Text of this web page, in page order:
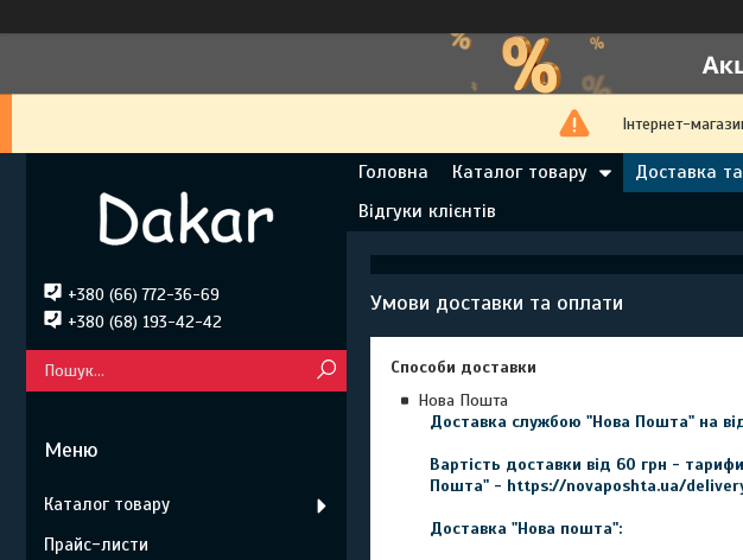
Інтернет-
Головна Каталог товару Доставка
Відгуки клієнтів
Умови доставки та оплати
Способи доставки
Нова Пошта
Доставка службою "Нова Пошта" на
Вартість доставки від 60 грн -
Пошта" - https://novaposhta.ua/
Доставка "Нова пошта":
+380 (66) 772-36-69
+380 (68) 193-42-42
Каталог товару
Прайс-листи